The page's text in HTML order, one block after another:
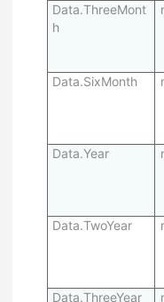
Data.ThreeMont
h
Data.SixMonth
Data.Year
Data.TwoYear
Data.ThreeYear